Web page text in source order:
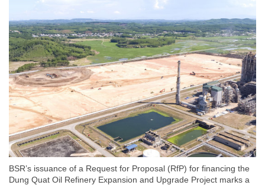
BSR’s issuance of a Request for Proposal (RfP) for financing the
Dung Quat Oil Refinery Expansion and Upgrade Project marks a